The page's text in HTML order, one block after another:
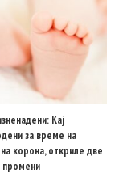
Кај
за време на
корона, откриле две
промени